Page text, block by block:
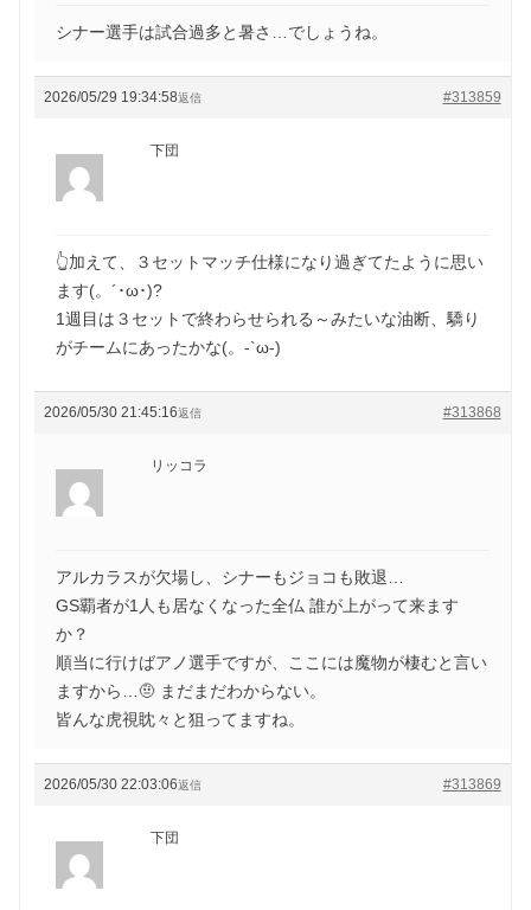
シナー選手は試合過多と暑さ…でしょうね。
2026/05/29 19:34:58 #313859
返信
下団
👆加えて、３セットマッチ仕様になり過ぎてたように思い
ます(。´･ω･)?
1週目は３セットで終わらせられる～みたいな油断、驕り
がチームにあったかな(。-`ω-)
2026/05/30 21:45:16 #313868
返信
リッコラ
アルカラスが欠場し、シナーもジョコも敗退…
GS覇者が1人も居なくなった全仏 誰が上がって来ます
か？
順当に行けばアノ選手ですが、ここには魔物が棲むと言い
ますから…🤨 まだまだわからない。
皆んな虎視眈々と狙ってますね。
2026/05/30 22:03:06 #313869
返信
下団